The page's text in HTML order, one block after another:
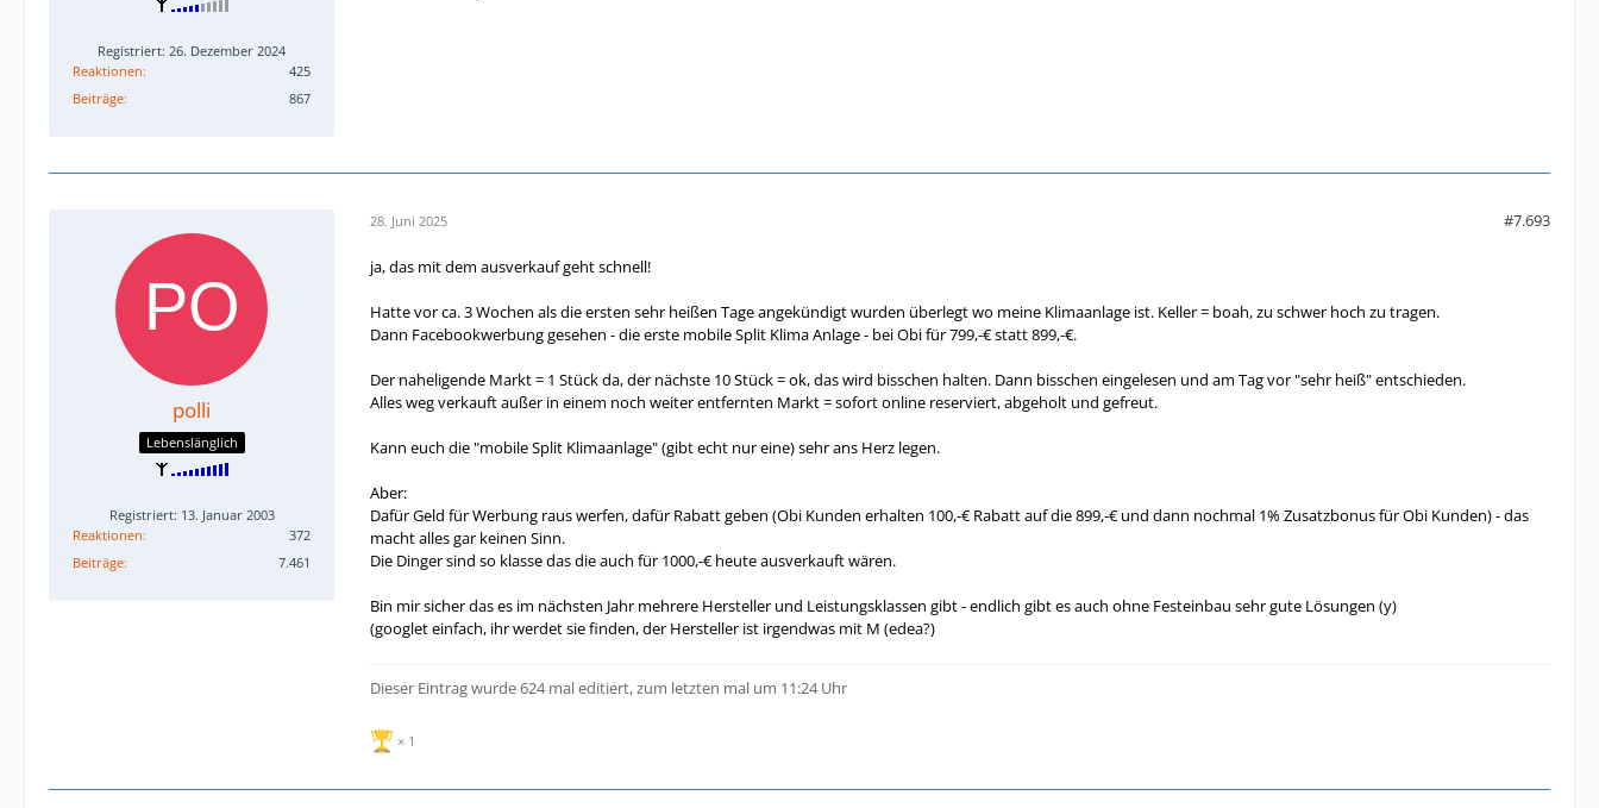
Registriert: 26. Dezember 2024
Reaktionen
425
Beiträge
867
polli
Lebenslänglich
Registriert: 13. Januar 2003
Reaktionen
372
Beiträge
7.461
28. Juni 2025 #7.693
ja, das mit dem ausverkauf geht schnell!
Hatte vor ca. 3 Wochen als die ersten sehr heißen Tage angekündigt wurden überlegt wo meine Klimaanlage ist. Keller = boah, zu schwer hoch zu tragen.
Dann Facebookwerbung gesehen - die erste mobile Split Klima Anlage - bei Obi für 799,-€ statt 899,-€.
Der naheligende Markt = 1 Stück da, der nächste 10 Stück = ok, das wird bisschen halten. Dann bisschen eingelesen und am Tag vor "sehr heiß" entschieden.
Alles weg verkauft außer in einem noch weiter entfernten Markt = sofort online reserviert, abgeholt und gefreut.
Kann euch die "mobile Split Klimaanlage" (gibt echt nur eine) sehr ans Herz legen.
Aber:
Dafür Geld für Werbung raus werfen, dafür Rabatt geben (Obi Kunden erhalten 100,-€ Rabatt auf die 899,-€ und dann nochmal 1% Zusatzbonus für Obi Kunden) - das
macht alles gar keinen Sinn.
Die Dinger sind so klasse das die auch für 1000,-€ heute ausverkauft wären.
Bin mir sicher das es im nächsten Jahr mehrere Hersteller und Leistungsklassen gibt - endlich gibt es auch ohne Festeinbau sehr gute Lösungen (y)
(googlet einfach, ihr werdet sie finden, der Hersteller ist irgendwas mit M (edea?)
Dieser Eintrag wurde 624 mal editiert, zum letzten mal um 11:24 Uhr
1